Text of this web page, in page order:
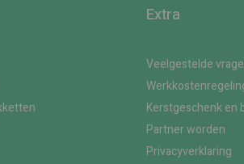
Extra
Veelgestelde
Kerstgeschenk en
Partner worden
Privacyverklaring